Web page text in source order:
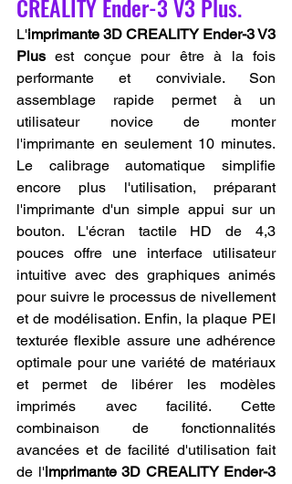
CREALITY Ender-3 V3 Plus.
L'imprimante 3D CREALITY Ender-3 V3
Plus est conçue pour être à la fois
performante et conviviale. Son
assemblage rapide permet à un
utilisateur novice de monter
l'imprimante en seulement 10 minutes.
Le calibrage automatique simplifie
encore plus l'utilisation, préparant
l'imprimante d'un simple appui sur un
bouton. L'écran tactile HD de 4,3
pouces offre une interface utilisateur
intuitive avec des graphiques animés
pour suivre le processus de nivellement
et de modélisation. Enfin, la plaque PEI
texturée flexible assure une adhérence
optimale pour une variété de matériaux
et permet de libérer les modèles
imprimés avec facilité. Cette
combinaison de fonctionnalités
avancées et de facilité d'utilisation fait
de l'imprimante 3D CREALITY Ender-3